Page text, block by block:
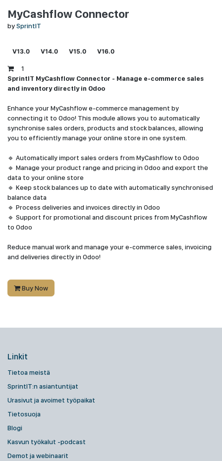
MyCashflow Connector
bySprintIT
V13.0 V14.0 V15.0 V16.0
1
SprintIT MyCashflow Connector - Manage e-commerce sales
and inventory directly in Odoo
Enhance your MyCashflow e-commerce management by
connecting it to Odoo! This module allows you to automatically
synchronise sales orders, products and stock balances, allowing
you to efficiently manage your online store in one system.
🔹 Automatically import sales orders from MyCashflow to Odoo
🔹 Manage your product range and pricing in Odoo and export the
data to your online store
🔹 Keep stock balances up to date with automatically synchronised
balance data
🔹 Process deliveries and invoices directly in Odoo
🔹 Support for promotional and discount prices from MyCashflow
to Odoo
Reduce manual work and manage your e-commerce sales, invoicing
and deliveries directly in Odoo!
Buy Now
Linkit
Tietoa meistä
SprintIT:n asiantuntijat
Urasivut ja avoimet työpaikat
Tietosuoja
Blogi
Kasvun työkalut -podcast
Demot ja webinaarit